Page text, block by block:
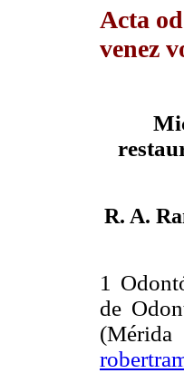
Acta
venez
R. A.
1
de